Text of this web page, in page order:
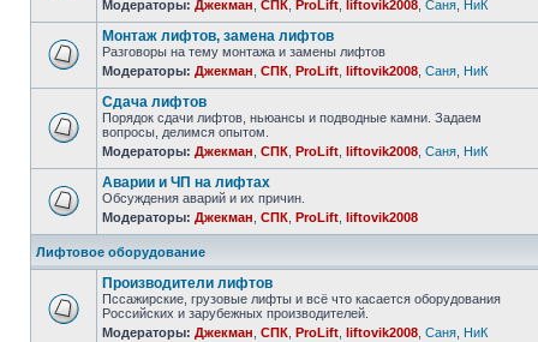
Модераторы: Джекман СПК ProLift liftovik2008 Саня НиК
Монтаж лифтов, замена лифтов
Разговоры на тему монтажа и замены лифтов
Модераторы: Джекман СПК ProLift liftovik2008 Саня НиК
Сдача лифтов
Порядок сдачи лифтов, ньюансы и подводные камни. Задаем
вопросы, делимся опытом.
Модераторы: Джекман СПК ProLift liftovik2008 Саня НиК
Аварии и ЧП на лифтах
Обсуждения аварий и их причин.
Модераторы: Джекман СПК ProLift liftovik2008
Лифтовое оборудование
Производители лифтов
Пссажирские, грузовые лифты и всё что касается оборудования
Российских и зарубежных производителей.
Модераторы: Джекман СПК ProLift liftovik2008 Саня НиК